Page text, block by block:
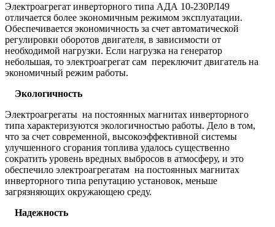
Электроагрегат инверторного типа АДА 10-230РЛ49
отличается более экономичным режимом эксплуатации.
Обеспечивается экономичность за счет автоматической
регулировки оборотов двигателя, в зависимости от
необходимой нагрузки. Если нагрузка на генератор
небольшая, то электроагрегат сам переключит двигатель на
экономичный режим работы.
Экологичность
Электроагрегаты на постоянных магнитах инверторного
типа характеризуются экологичностью работы. Дело в том,
что за счет современной, высокоэффективной системы
улучшенного сгорания топлива удалось существенно
сократить уровень вредных выбросов в атмосферу, и это
обеспечило электроагрегатам на постоянных магнитах
инверторного типа репутацию установок, меньше
загрязняющих окружающею среду.
Надежность